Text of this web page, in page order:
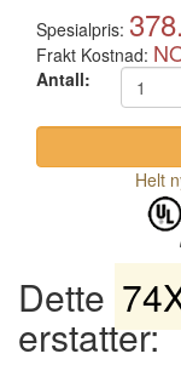
Spesialpris:
Frakt Kostnad:
Antall:
Helt
Dette
erstatter: